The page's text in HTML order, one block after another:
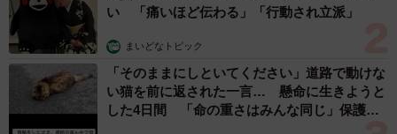
い 「痛いほど伝わる」「行動され立派」
まいどなトピック
「そのままにしといてください」道路で動けな
い猫を前に返された一言… 懸命に生きようと
した4日間 「命の重さはみんな同じ」保護団